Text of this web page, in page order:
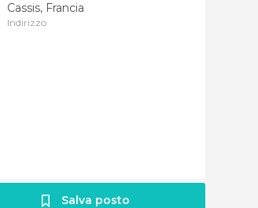
Cassis, Francia
Indirizzo
Salva posto